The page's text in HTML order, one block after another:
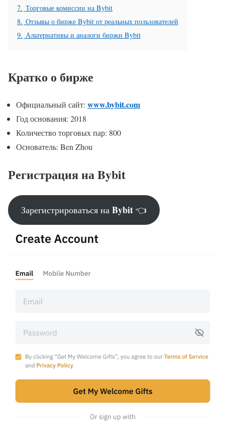
7. Торговые комиссии на Bybit
8. Отзывы о бирже Bybit от реальных пользователей
9. Альтернативы и аналоги биржи Bybit
Кратко о бирже
Официальный сайт: www.bybit.com
Год основания: 2018
Количество торговых пар: 800
Основатель: Ben Zhou
Регистрация на Bybit
Зарегистрироваться на Bybit 👈